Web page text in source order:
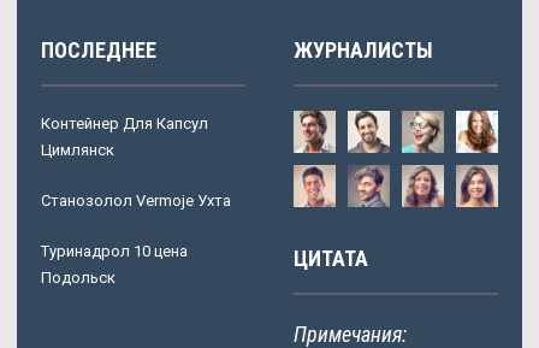
ПОСЛЕДНЕЕ
Контейнер Для Капсул
Цимлянск
Станозолол Vermoje Ухта
Туринадрол 10 цена
Подольск
ЖУРНАЛИСТЫ
ЦИТАТА
Примечания: